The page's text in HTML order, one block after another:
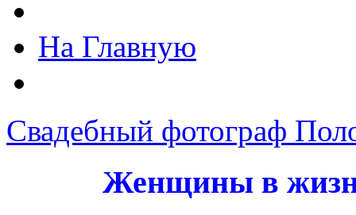
На Главную
Свадебный фотограф
Женщины в